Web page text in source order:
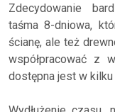
Zdecydowanie
taśma 8-dniowa,
ścianę, ale też
współpracować z
dostępna jest w